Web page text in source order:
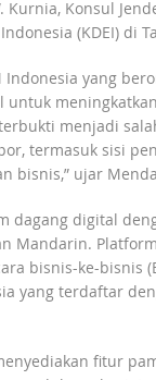
Kurnia, Konsul
(KDEI) di
Indonesia yang
menjadi
termasuk sisi
bisnis,” ujar
dagang digital
Mandarin.
bisnis-ke-bisnis
yang terdaftar
fitur